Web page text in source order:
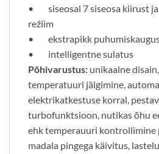
• siseosal 7 siseosa kiirust ja
režiim
• ekstrapikk
• intelligentne sulatus
Põhivarustus: unikaalne
temperatuuri jälgimine,
elektrikatkestuse korral,
turbofunktsioon, nutikas õhu
ehk temperauuri kontrollimine
madala pingega käivitus,